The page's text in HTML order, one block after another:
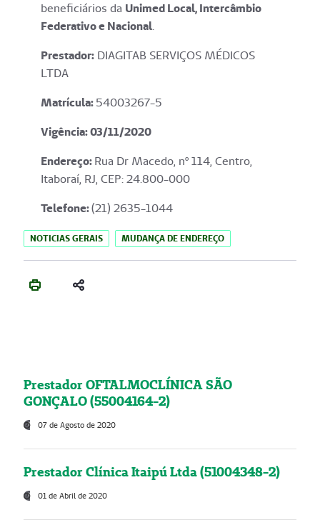
beneficiários da Unimed Local, Intercâmbio
Federativo e Nacional.
Prestador: DIAGITAB SERVIÇOS MÉDICOS
LTDA
Matrícula:54003267-5
Vigência: 03/11/2020
Endereço:Rua Dr Macedo, nº 114, Centro,
Itaboraí, RJ, CEP: 24.800-000
Telefone:(21) 2635-1044
NOTICIAS GERAIS MUDANÇA DE ENDEREÇO
Prestador OFTALMOCLÍNICA SÃO
GONÇALO (55004164-2)
07 de Agosto de 2020
Prestador Clínica Itaipú Ltda (51004348-2)
01 de Abril de 2020